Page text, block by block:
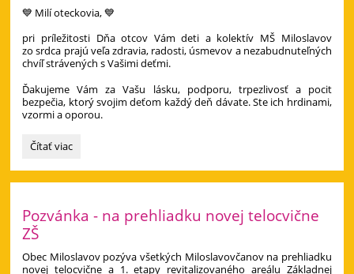
💙 Milí oteckovia, 💙
pri príležitosti Dňa otcov Vám deti a kolektív MŠ Miloslavov
zo srdca prajú veľa zdravia, radosti, úsmevov a nezabudnuteľných
chvíľ strávených s Vašimi deťmi.
Ďakujeme Vám za Vašu lásku, podporu, trpezlivosť a pocit
bezpečia, ktorý svojim deťom každý deň dávate. Ste ich hrdinami,
vzormi a oporou.
Deň
💙:
Čítať viac
Pozvánka - na prehliadku novej telocvične
ZŠ
Obec Miloslavov pozýva všetkých Miloslavovčanov na prehliadku
novej telocvične a 1. etapy revitalizovaného areálu Základnej